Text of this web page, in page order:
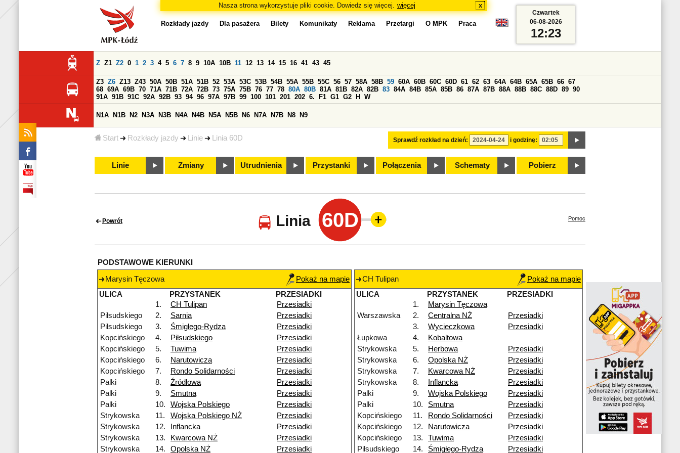
Nasza strona wykorzystuje pliki cookie. Dowiedz się więcej. więcej x
Start Rozkłady jazdy Linie Linia 60D
Rozkłady jazdy Dla pasażera Bilety Komunikaty Reklama Przetargi O MPK Praca
Sprawdź rozkład na dzień: i godzinę:
Z Z1 Z2 0 1 2 3 4 5 6 7 8 9 10A 10B 11 12 13 14 15 16 41 43 45
Z3 Z6 Z13 Z43 50A 50B 51A 51B 52 53A 53C 53B 54B 55A 55B 55C 56 57 58A 58B 59 60A 60B 60C 60D 61 62 63 64A 64B 65A 65B 66 67
68 69A 69B 70 71A 71B 72A 72B 73 75A 75B 76 77 78 80A 80B 81A 81B 82A 82B 83 84A 84B 85A 85B 86 87A 87B 88A 88B 88C 88D 89 90
91A 91B 91C 92A 92B 93 94 96 97A 97B 99 100 101 201 202 6. F1 G1 G2 H W
N1A N1B N2 N3A N3B N4A N4B N5A N5B N6 N7A N7B N8 N9
Linie Zmiany Utrudnienia Przystanki Połączenia Schematy Pobierz
Czwartek
06-08-2026
12:23
Powrót Linia 60D Pomoc
PODSTAWOWE KIERUNKI
Marysin Tęczowa
Pokaż na mapie
ULICA
PRZYSTANEK
PRZESIADKI
1.
CH Tulipan
Przesiadki
Piłsudskiego
2. Sarnia
Przesiadki
Piłsudskiego
3. Śmigłego-Rydza
Przesiadki
Kopcińskiego
4. Piłsudskiego
Przesiadki
Kopcińskiego
5. Tuwima
Przesiadki
Kopcińskiego
6. Narutowicza
Przesiadki
Kopcińskiego
7. Rondo Solidarności
Przesiadki
Palki
8. Źródłowa
Przesiadki
Palki
9. Smutna
Przesiadki
Palki
10. Wojska Polskiego
Przesiadki
Strykowska
11. Wojska Polskiego NŻ
Przesiadki
Strykowska
12. Inflancka
Przesiadki
Strykowska
13. Kwarcowa NŻ
Przesiadki
Strykowska
14. Opolska NŻ Przesiadki
CH Tulipan
Pokaż na mapie
ULICA
PRZYSTANEK
PRZESIADKI
1.
Marysin Tęczowa
Warszawska
2. Centralna NŻ
Przesiadki
3.
Wycieczkowa
Przesiadki
Łupkowa
4.
Kobaltowa
Strykowska
5. Herbowa
Przesiadki
Strykowska
6. Opolska NŻ
Przesiadki
Strykowska
7. Kwarcowa NŻ
Przesiadki
Strykowska
8. Inflancka
Przesiadki
Palki
9. Wojska Polskiego
Przesiadki
Palki
10. Smutna
Przesiadki
Kopcińskiego
11. Rondo Solidarności
Przesiadki
Kopcińskiego
12. Narutowicza
Przesiadki
Kopcińskiego
13. Tuwima
Przesiadki
Piłsudskiego
14. Śmigłego-Rydza Przesiadki